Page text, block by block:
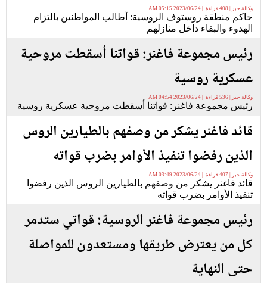
وكالة خبر | 408 قراءة | 2023/06/24 05:15 AM
حاكم منطقة روستوف الروسية: أطالب المواطنين بالتزام
الهدوء والبقاء داخل منازلهم
رئيس مجموعة فاغنر: قواتنا أسقطت مروحية
عسكرية روسية
وكالة خبر | 536 قراءة | 2023/06/24 04:54 AM
رئيس مجموعة فاغنر: قواتنا أسقطت مروحية عسكرية روسية
قائد فاغنر يشكر من وصفهم بالطيارين الروس
الذين رفضوا تنفيذ الأوامر بضرب قواته
وكالة خبر | 407 قراءة | 2023/06/24 03:49 AM
قائد فاغنر يشكر من وصفهم بالطيارين الروس الذين رفضوا
تنفيذ الأوامر بضرب قواته
رئيس مجموعة فاغنر الروسية: قواتي ستدمر
كل من يعترض طريقها ومستعدون للمواصلة
حتى النهاية